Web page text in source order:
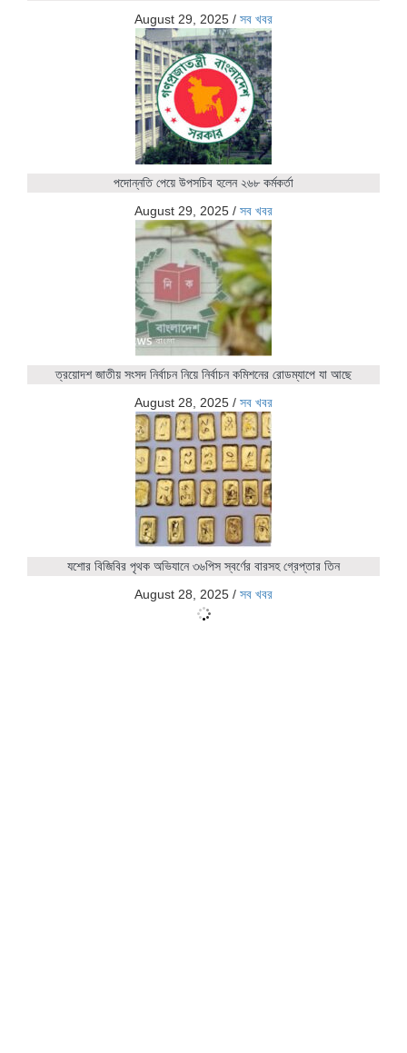
August 29, 2025 / সব খবর
পদোন্নতি পেয়ে উপসচিব হলেন ২৬৮ কর্মকর্তা
August 29, 2025 / সব খবর
ত্রয়োদশ জাতীয় সংসদ নির্বাচন নিয়ে নির্বাচন কমিশনের রোডম্যাপে যা আছে
August 28, 2025 / সব খবর
যশোর বিজিবির পৃথক অভিযানে ৩৬পিস স্বর্ণের বারসহ গ্রেপ্তার তিন
August 28, 2025 / সব খবর